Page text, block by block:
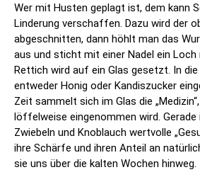
Wer mit Husten geplagt ist, dem kann
Linderung verschaffen. Dazu wird der
abgeschnitten, dann höhlt man das
aus und sticht mit einer Nadel ein Loch
Rettich wird auf ein Glas gesetzt. In die
entweder Honig oder Kandiszucker
Zeit sammelt sich im Glas die
löffelweise eingenommen wird. Gerade
Zwiebeln und Knoblauch wertvolle
ihre Schärfe und ihren Anteil an
sie uns über die kalten Wochen hinweg.